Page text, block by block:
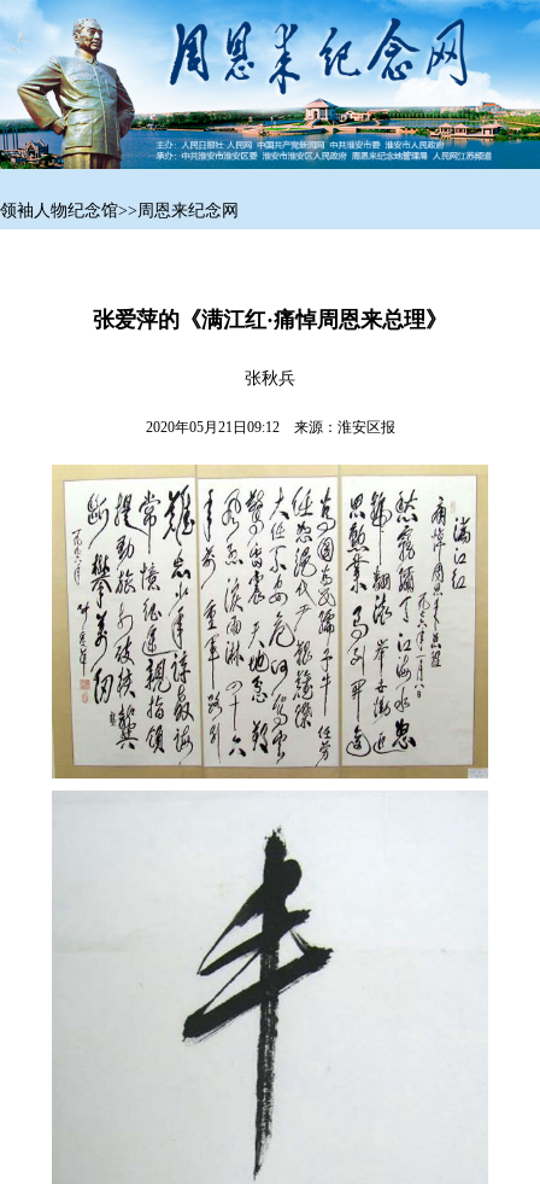
领袖人物纪念馆>>周恩来纪念网
张爱萍的《满江红·痛悼周恩来总理》
张秋兵
2020年05月21日09:12 来源： 淮安区报